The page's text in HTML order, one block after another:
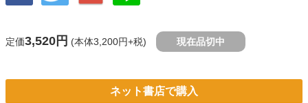
定価3,520円 (本体3,200円+税) 現在品切中
ネット書店で購入